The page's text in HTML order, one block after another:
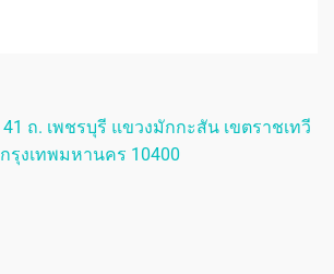
41 ถ. เพชรบุรี แขวงมักกะสัน เขตราชเทวี
กรุงเทพมหานคร 10400